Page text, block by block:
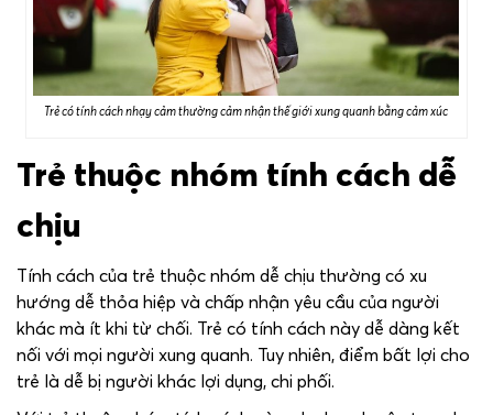
Trẻ có tính cách nhạy cảm thường cảm nhận thế giới xung quanh bằng cảm xúc
Trẻ thuộc nhóm tính cách dễ
chịu
Tính cách của trẻ thuộc nhóm dễ chịu thường có xu
hướng dễ thỏa hiệp và chấp nhận yêu cầu của người
khác mà ít khi từ chối. Trẻ có tính cách này dễ dàng kết
nối với mọi người xung quanh. Tuy nhiên, điểm bất lợi cho
trẻ là dễ bị người khác lợi dụng, chi phối.